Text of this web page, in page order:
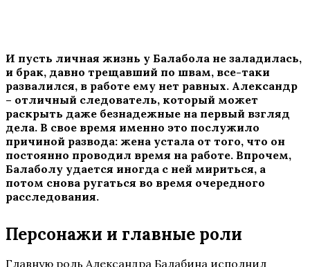
И пусть личная жизнь у Балабола не заладилась,
и брак, давно трещавший по швам, все-таки
развалился, в работе ему нет равных. Александр
– отличный следователь, который может
раскрыть даже безнадежные на первый взгляд
дела. В свое время именно это послужило
причиной развода: жена устала от того, что он
постоянно проводил время на работе. Впрочем,
Балаболу удается иногда с ней мириться, а
потом снова ругаться во время очередного
расследования.
Персонажи и главные роли
Главную роль Александра Балабина исполнил